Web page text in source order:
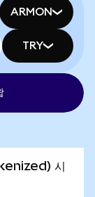
ARMON
TRY
시